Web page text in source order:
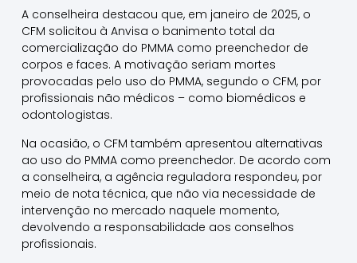
A conselheira destacou que, em janeiro de 2025, o
CFM solicitou à Anvisa o banimento total da
comercialização do PMMA como preenchedor de
corpos e faces. A motivação seriam mortes
provocadas pelo uso do PMMA, segundo o CFM, por
profissionais não médicos – como biomédicos e
odontologistas.
Na ocasião, o CFM também apresentou alternativas
ao uso do PMMA como preenchedor. De acordo com
a conselheira, a agência reguladora respondeu, por
meio de nota técnica, que não via necessidade de
intervenção no mercado naquele momento,
devolvendo a responsabilidade aos conselhos
profissionais.